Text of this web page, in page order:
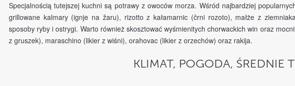
Specjalnością tutejszej kuchni są potrawy z owoców morza. Wśród najbardziej
grillowane kalmary (ignje na žaru), rizotto z kałamarnic (črni rozoto), małże z
sposoby ryby i ostrygi. Warto również skosztować wyśmienitych chorwackich win oraz
z gruszek), maraschino (likier z wiśni), orahovac (likier z orzechów) oraz rakija.
KLIMAT, POGODA, ŚREDNIE